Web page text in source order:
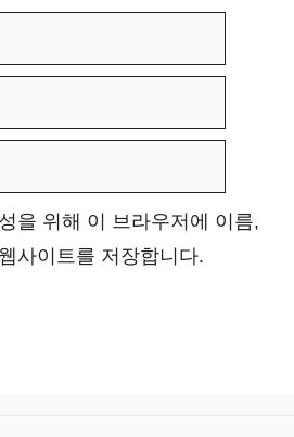
을 위해 이 브라우저에 이름,
사이트를 저장합니다.